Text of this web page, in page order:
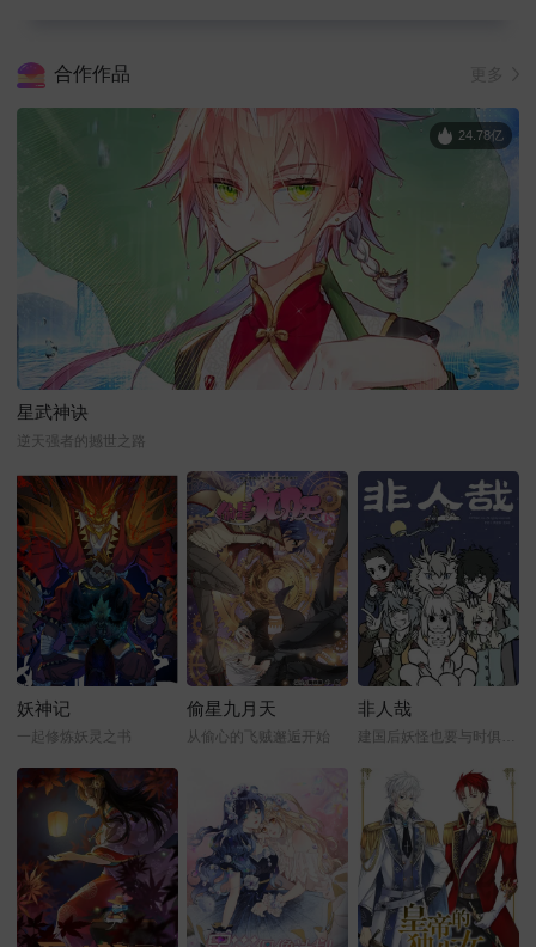
合作作品
星武神诀
逆天强者的撼世之路
24.78亿
妖神记
一起修炼妖灵之书
偷星九月天
从偷心的飞贼邂逅开始
非人哉